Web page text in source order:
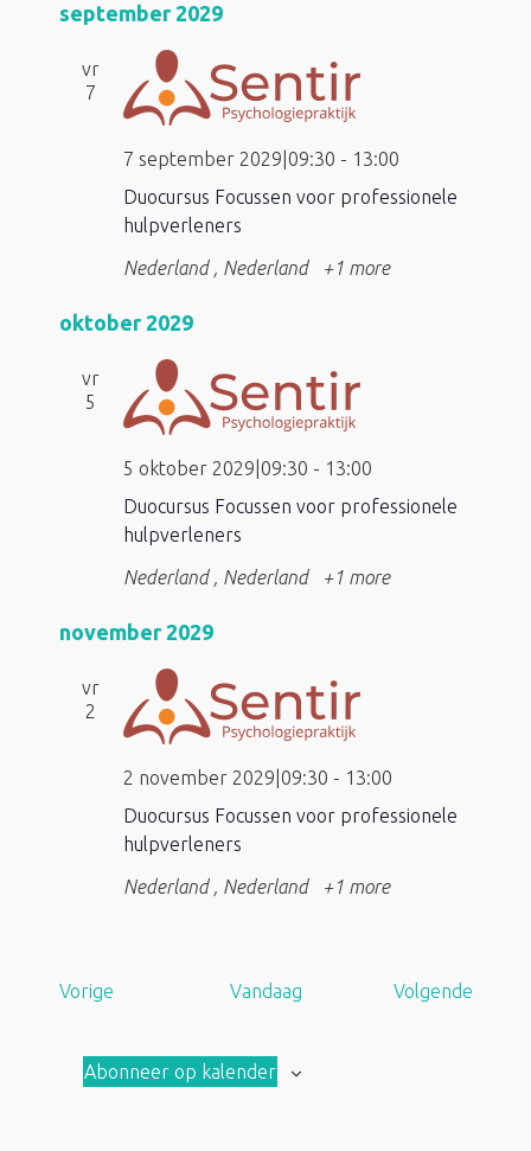
september 2029
vr
7
Duocursus Focussen voor professionele
hulpverleners
7 september 2029|09:30 - 13:00
Nederland , Nederland +1 more
oktober 2029
vr
5
Duocursus Focussen voor professionele
hulpverleners
5 oktober 2029|09:30 - 13:00
Nederland , Nederland +1 more
november 2029
vr
2
Duocursus Focussen voor professionele
hulpverleners
2 november 2029|09:30 - 13:00
Nederland , Nederland +1 more
VorigeA
b
Vandaag VolgendeA
Abonneer op kalender